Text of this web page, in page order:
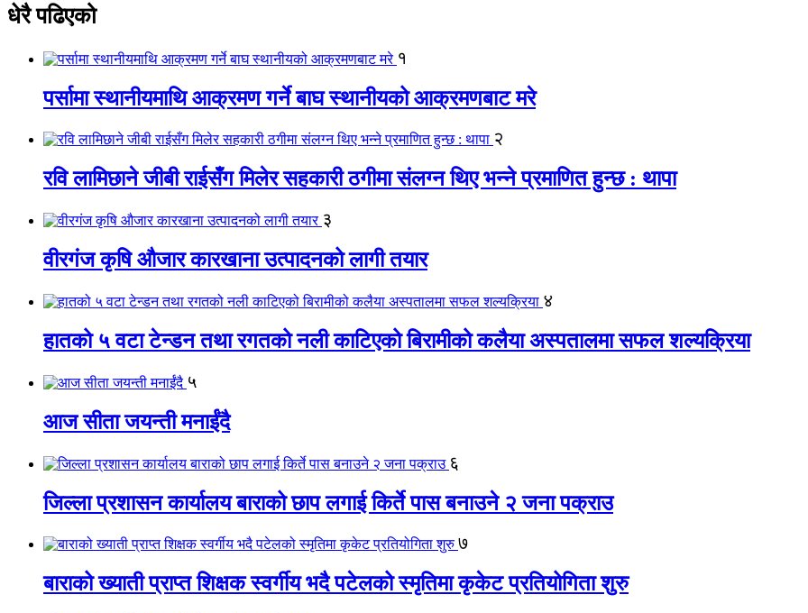
धेरै पढिएको
१
पर्सामा स्थानीयमाथि आक्रमण गर्ने बाघ स्थानीयको आक्रमणबाट मरे
२
रवि लामिछाने जीबी राईसँग मिलेर सहकारी ठगीमा संलग्न थिए भन्ने प्रमाणित हुन्छ : थापा
३
वीरगंज कृषि औजार कारखाना उत्पादनको लागी तयार
४
हातको ५ वटा टेन्डन तथा रगतको नली काटिएको बिरामीको कलैया अस्पतालमा सफल शल्यक्रिया
५
आज सीता जयन्ती मनाईंदै
६
जिल्ला प्रशासन कार्यालय बाराको छाप लगाई किर्ते पास बनाउने २ जना पक्राउ
७
बाराको ख्याती प्राप्त शिक्षक स्वर्गीय भदै पटेलको स्मृतिमा कृकेट प्रतियोगिता शुरु